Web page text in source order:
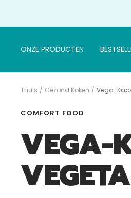
ONZE PRODUCTEN
Thuis Gezond Koken Vega-
COMFORT FOOD
VEGA-